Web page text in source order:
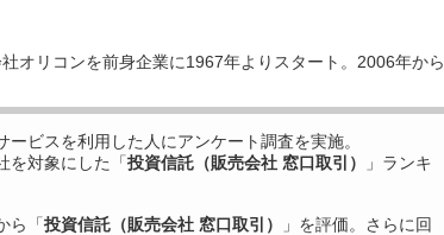
オリコンを前身企業に1967年よりスタート。2006年から
ービスを利用した 人にアンケート調査を実施。
を対象にした「投資信託（販売会社 窓口取引）
」ランキ
ら「投資信託（販売会社 窓口取引）
」を評価。さらに回